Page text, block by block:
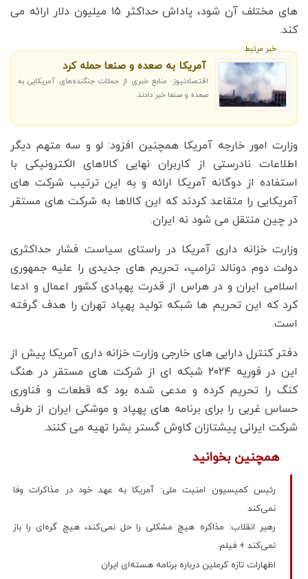
های مختلف آن شود، پاداش حداکثر ۱۵ میلیون دلار ارائه می
کند.
خبر مرتبط
آمریکا به صعده و صنعا حمله کرد
اقتصادنیوز: منابع خبری از حملات جنگنده‌های آمریکایی به
صعده و صنعا خبر دادند.
وزارت امور خارجه آمریکا همچنین افزود: لو و سه متهم دیگر
اطلاعات نادرستی از کاربران نهایی کالاهای الکترونیکی با
استفاده از دوگانه آمریکا ارائه و به این ترتیب شرکت های
آمریکایی را متقاعد کردند که این کالاها به شرکت های مستقر
در چین منتقل می شود نه ایران.
وزارت خزانه داری آمریکا در راستای سیاست فشار حداکثری
دولت دوم دونالد ترامپ، تحریم های جدیدی را علیه جمهوری
اسلامی ایران و در هراس از قدرت پهپادی کشور اعمال و ادعا
کرد که این تحریم ها شبکه تولید پهپاد تهران را هدف گرفته
است.
دفتر کنترل دارایی های خارجی وزارت خزانه داری آمریکا پیش از
این در فوریه ۲۰۲۴ شبکه ای از شرکت های مستقر در هنگ
کنگ را تحریم کرده و مدعی شده بود که قطعات و فناوری
حساس غربی را برای برنامه های پهپاد و موشکی ایران از طرف
شرکت ایرانی پیشتازان کاوش‌ گستر بشرا تهیه می کنند.
همچنین بخوانید
رئیس کمیسیون امنیت ملی: آمریکا به عهد خود در مذاکرات وفا
نمی‌کند
رهبر انقلاب: مذاکره هیچ مشکلی را حل نمی‌کند، هیچ گره‌ای را باز
نمی‌کند + فیلم
اظهارات تازه کرملین درباره برنامه هسته‌ای ایران